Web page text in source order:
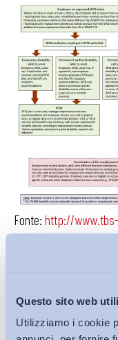
Questo sito web
Utilizziamo i cookie
Fonte: http://
sprat-eng.asp.
tutto, posto le sue
conoscenze e